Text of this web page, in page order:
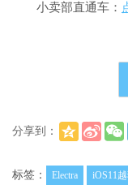
小卖部直通车：
分享到：
标签：
Electra iOS11